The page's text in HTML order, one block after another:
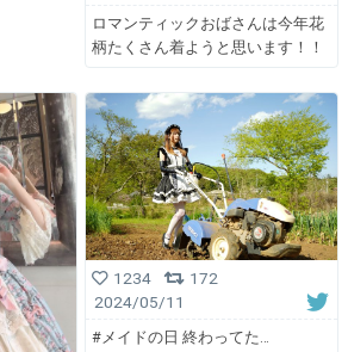
ロマンティックおばさんは今年花
柄たくさん着ようと思います！！
1234
172
2024/05/11
#メイドの日 終わってた…